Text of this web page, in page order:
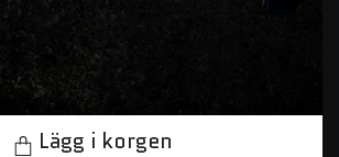
Lägg i korgen